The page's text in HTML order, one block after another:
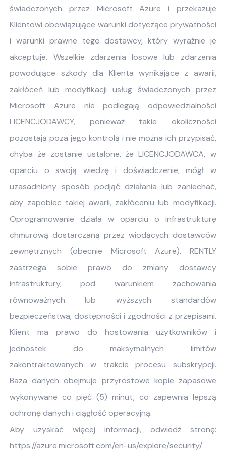
świadczonych przez Microsoft Azure i przekazuje
Klientowi obowiązujące warunki dotyczące prywatności
i warunki prawne tego dostawcy, który wyraźnie je
akceptuje. Wszelkie zdarzenia losowe lub zdarzenia
powodujące szkody dla Klienta wynikające z awarii,
zakłóceń lub modyfikacji usług świadczonych przez
Microsoft Azure nie podlegają odpowiedzialności
LICENCJODAWCY, ponieważ takie okoliczności
pozostają poza jego kontrolą i nie można ich przypisać,
chyba że zostanie ustalone, że LICENCJODAWCA, w
oparciu o swoją wiedzę i doświadczenie, mógł w
uzasadniony sposób podjąć działania lub zaniechać,
aby zapobiec takiej awarii, zakłóceniu lub modyfikacji.
Oprogramowanie działa w oparciu o infrastrukturę
chmurową dostarczaną przez wiodących dostawców
zewnętrznych (obecnie Microsoft Azure). RENTLY
zastrzega sobie prawo do zmiany dostawcy
infrastruktury, pod warunkiem zachowania
równoważnych lub wyższych standardów
bezpieczeństwa, dostępności i zgodności z przepisami.
Klient ma prawo do hostowania użytkowników i
jednostek do maksymalnych limitów
zakontraktowanych w trakcie procesu subskrypcji.
Baza danych obejmuje przyrostowe kopie zapasowe
wykonywane co pięć (5) minut, co zapewnia lepszą
ochronę danych i ciągłość operacyjną.
Aby uzyskać więcej informacji, odwiedź stronę:
https://azure.microsoft.com/en-us/explore/security/